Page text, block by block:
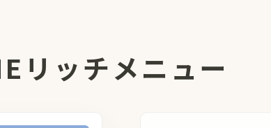
ッチメニュー